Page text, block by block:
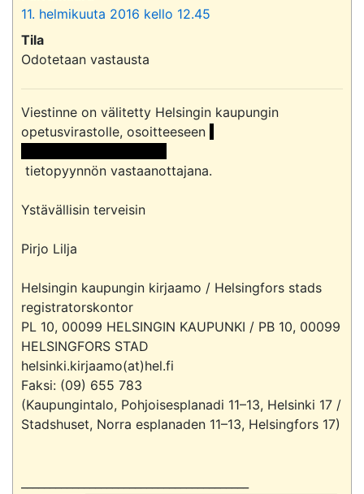
11. helmikuuta 2016 kello 12.45
Tila
Odotetaan vastausta
Viestinne on välitetty Helsingin kaupungin
Ystävällisin terveisin
Pirjo Lilja
Helsingin kaupungin kirjaamo / Helsingfors stads
registratorskontor
PL 10, 00099 HELSINGIN KAUPUNKI / PB 10, 00099
HELSINGFORS STAD
helsinki.kirjaamo(at)hel.fi
Faksi: (09) 655 783
(Kaupungintalo, Pohjoisesplanadi 11–13, Helsinki 17 /
Stadshuset, Norra esplanaden 11–13, Helsingfors 17)